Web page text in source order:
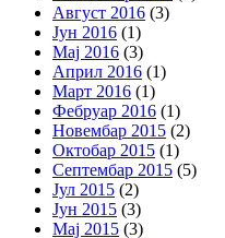
Август 2016 (3)
Јун 2016 (1)
Мај 2016 (3)
Април 2016 (1)
Март 2016 (1)
Фебруар 2016 (1)
Новембар 2015 (2)
Октобар 2015 (1)
Септембар 2015 (5)
Јул 2015 (2)
Јун 2015 (3)
Мај 2015 (3)